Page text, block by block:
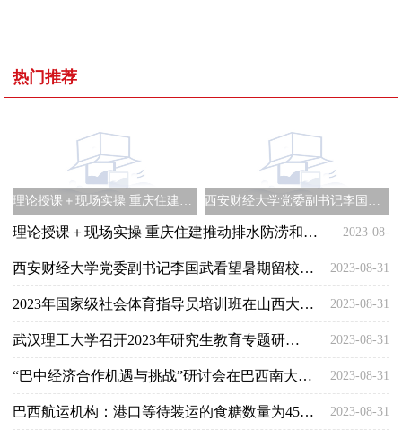
热门推荐
理论授课＋现场实操 重庆住建推动排水防涝和有限空间安全作业 西安财经大学党委副书记李国武看望暑期留校学生
理论授课＋现场实操 重庆住建推动排水防涝和有限空间安全作业 2023-08-
31
西安财经大学党委副书记李国武看望暑期留校学生 2023-08-31
2023年国家级社会体育指导员培训班在山西大学举办 2023-08-31
武汉理工大学召开2023年研究生教育专题研讨会 2023-08-31
“巴中经济合作机遇与挑战”研讨会在巴西南大河州举行 2023-08-31
巴西航运机构：港口等待装运的食糖数量为459.91万吨 2023-08-31